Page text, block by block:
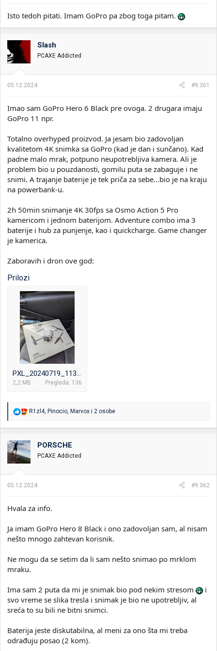
Isto tedoh pitati. Imam GoPro pa zbog toga pitam.
Slash
PCAXE Addicted
05.12.2024. #9.361
Imao sam GoPro Hero 6 Black pre ovoga. 2 drugara imaju
GoPro 11 npr.
Totalno overhyped proizvod. Ja jesam bio zadovoljan
kvalitetom 4K snimka sa GoPro (kad je dan i sunčano). Kad
padne malo mrak, potpuno neupotrebljiva kamera. Ali je
problem bio u pouzdanosti, gomilu puta se zabaguje i ne
snimi. A trajanje baterije je tek priča za sebe...bio je na kraju
na powerbank-u.
2h 50min snimanje 4K 30fps sa Osmo Action 5 Pro
kamericom i jednom baterijom. Adventure combo ima 3
baterije i hub za punjenje, kao i quickcharge. Game changer
je kamerica.
Zaboravih i dron ove god:
Prilozi
2,2 MB Pregleda: 136
R
a
o
v
a
n
j
:
R1zl4, Pinocio, Marvox i 2 osobe
PORSCHE
PCAXE Addicted
05.12.2024. #9.362
Hvala za info.
Ja imam GoPro Hero 8 Black i ono zadovoljan sam, al nisam
nešto mnogo zahtevan korisnik.
Ne mogu da se setim da li sam nešto snimao po mrklom
mraku.
Ima sam 2 puta da mi je snimak bio pod nekim stresom
i
svo vreme se slika tresla i snimak je bio ne upotrebljiv, al
sreća to su bili ne bitni snimci.
Baterija jeste diskutabilna, al meni za ono šta mi treba
odrađuju posao (2 kom).